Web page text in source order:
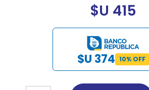
$U 415
$U 374 10% OFF